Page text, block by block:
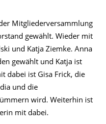
Mitgliederversammlung
gewählt. Wieder mit
und Katja Ziemke. Anna
gewählt und Katja ist
dabei ist Gisa Frick, die
und die
wird. Weiterhin ist
mit dabei.